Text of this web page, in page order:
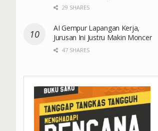
29 SHARES
AI Gempur Lapangan Kerja,
Jurusan Ini Justru Makin Moncer
47 SHARES